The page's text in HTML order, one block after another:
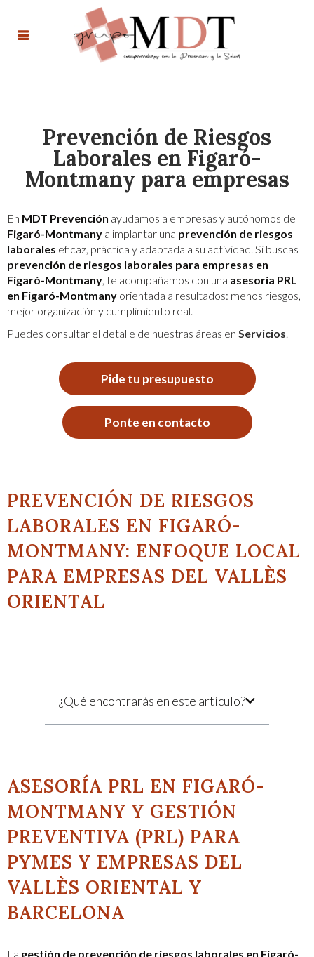
Prevención de Riesgos
Laborales en Figaró-
Montmany para empresas
En MDT Prevención ayudamos a empresas y autónomos de
Figaró-Montmany a implantar una prevención de riesgos
laborales eficaz, práctica y adaptada a su actividad. Si buscas
prevención de riesgos laborales para empresas en
Figaró-Montmany, te acompañamos con una asesoría PRL
en Figaró-Montmany orientada a resultados: menos riesgos,
mejor organización y cumplimiento real.
Puedes consultar el detalle de nuestras áreas en Servicios.
Pide tu presupuesto
Ponte en contacto
PREVENCIÓN DE RIESGOS
LABORALES EN FIGARÓ-
MONTMANY: ENFOQUE LOCAL
PARA EMPRESAS DEL VALLÈS
ORIENTAL
¿Qué encontrarás en este artículo?
ASESORÍA PRL EN FIGARÓ-
MONTMANY Y GESTIÓN
PREVENTIVA (PRL) PARA
PYMES Y EMPRESAS DEL
VALLÈS ORIENTAL Y
BARCELONA
La gestión de prevención de riesgos laborales en Figaró-